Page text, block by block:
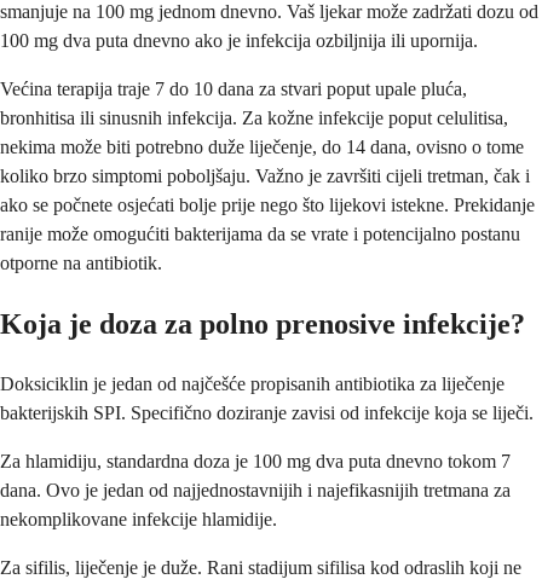
smanjuje na 100 mg jednom dnevno. Vaš ljekar može zadržati dozu od
100 mg dva puta dnevno ako je infekcija ozbiljnija ili upornija.
Većina terapija traje 7 do 10 dana za stvari poput upale pluća,
bronhitisa ili sinusnih infekcija. Za kožne infekcije poput celulitisa,
nekima može biti potrebno duže liječenje, do 14 dana, ovisno o tome
koliko brzo simptomi poboljšaju. Važno je završiti cijeli tretman, čak i
ako se počnete osjećati bolje prije nego što lijekovi istekne. Prekidanje
ranije može omogućiti bakterijama da se vrate i potencijalno postanu
otporne na antibiotik.
Koja je doza za polno prenosive infekcije?
Doksiciklin je jedan od najčešće propisanih antibiotika za liječenje
bakterijskih SPI. Specifično doziranje zavisi od infekcije koja se liječi.
Za hlamidiju, standardna doza je 100 mg dva puta dnevno tokom 7
dana. Ovo je jedan od najjednostavnijih i najefikasnijih tretmana za
nekomplikovane infekcije hlamidije.
Za sifilis, liječenje je duže. Rani stadijum sifilisa kod odraslih koji ne